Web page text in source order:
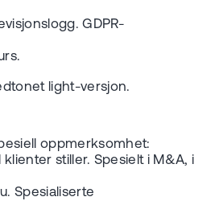
GDPR-
light-versjon.
oppmerksomhet:
stiller. Spesielt i M&A, i
Spesialiserte